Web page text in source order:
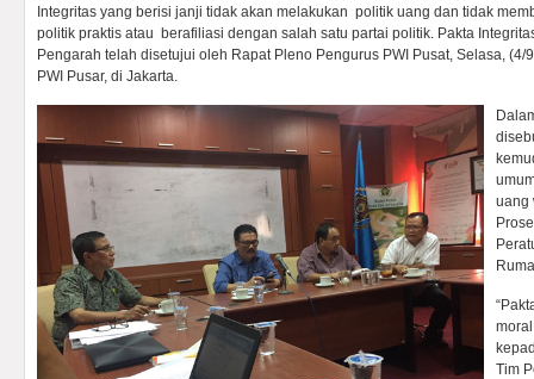
Integritas yang berisi janji tidak akan melakukan politik uang dan tidak
politik praktis atau berafiliasi dengan salah satu partai politik. Pakta
Pengarah telah disetujui oleh Rapat Pleno Pengurus PWI Pusat, Selasa,
PWI Pusar, di Jakarta.
uang
Tim